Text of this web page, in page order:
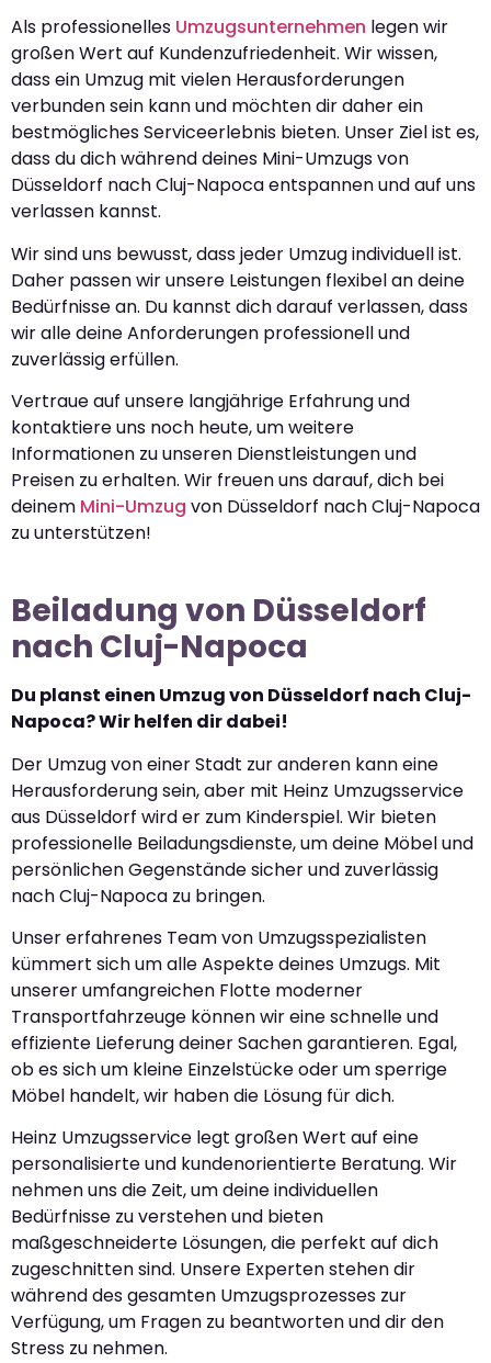
Als professionelles Umzugsunternehmen legen wir
großen Wert auf Kundenzufriedenheit. Wir wissen,
dass ein Umzug mit vielen Herausforderungen
verbunden sein kann und möchten dir daher ein
bestmögliches Serviceerlebnis bieten. Unser Ziel ist es,
dass du dich während deines Mini-Umzugs von
Düsseldorf nach Cluj-Napoca entspannen und auf uns
verlassen kannst.
Wir sind uns bewusst, dass jeder Umzug individuell ist.
Daher passen wir unsere Leistungen flexibel an deine
Bedürfnisse an. Du kannst dich darauf verlassen, dass
wir alle deine Anforderungen professionell und
zuverlässig erfüllen.
Vertraue auf unsere langjährige Erfahrung und
kontaktiere uns noch heute, um weitere
Informationen zu unseren Dienstleistungen und
Preisen zu erhalten. Wir freuen uns darauf, dich bei
deinem Mini-Umzug von Düsseldorf nach Cluj-Napoca
zu unterstützen!
Beiladung von Düsseldorf
nach Cluj-Napoca
Du planst einen Umzug von Düsseldorf nach Cluj-
Napoca? Wir helfen dir dabei!
Der Umzug von einer Stadt zur anderen kann eine
Herausforderung sein, aber mit Heinz Umzugsservice
aus Düsseldorf wird er zum Kinderspiel. Wir bieten
professionelle Beiladungsdienste, um deine Möbel und
persönlichen Gegenstände sicher und zuverlässig
nach Cluj-Napoca zu bringen.
Unser erfahrenes Team von Umzugsspezialisten
kümmert sich um alle Aspekte deines Umzugs. Mit
unserer umfangreichen Flotte moderner
Transportfahrzeuge können wir eine schnelle und
effiziente Lieferung deiner Sachen garantieren. Egal,
ob es sich um kleine Einzelstücke oder um sperrige
Möbel handelt, wir haben die Lösung für dich.
Heinz Umzugsservice legt großen Wert auf eine
personalisierte und kundenorientierte Beratung. Wir
nehmen uns die Zeit, um deine individuellen
Bedürfnisse zu verstehen und bieten
maßgeschneiderte Lösungen, die perfekt auf dich
zugeschnitten sind. Unsere Experten stehen dir
während des gesamten Umzugsprozesses zur
Verfügung, um Fragen zu beantworten und dir den
Stress zu nehmen.